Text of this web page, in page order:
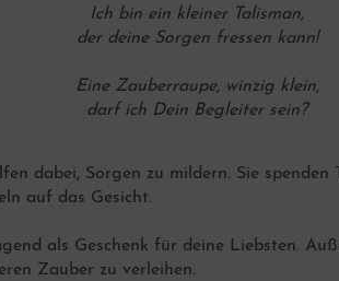
Ich bin ein kleiner Talisman,
der deine Sorgen fressen kann!
Eine Zauberraupe, winzig klein,
darf ich Dein Begleiter sein?
dabei, Sorgen zu mildern. Sie
auf das Gesicht.
als Geschenk für deine Liebsten.
Zauber zu verleihen.